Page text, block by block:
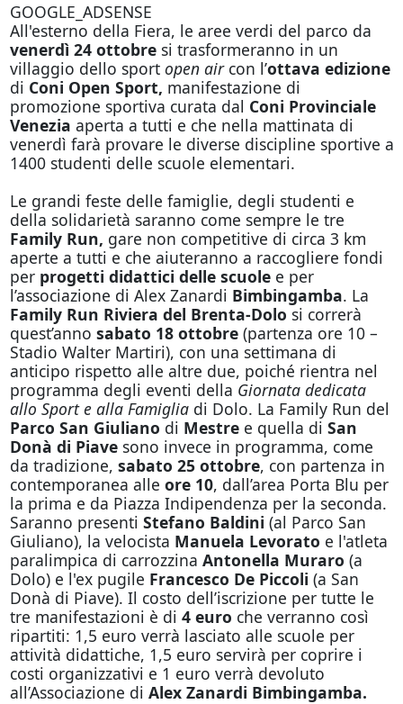
GOOGLE_ADSENSE
All'esterno della Fiera, le aree verdi del parco da
venerdì 24 ottobresi trasformeranno in un
villaggio dello sport open aircon l’ottava edizione
di Coni Open Sport, manifestazione di
promozione sportiva curata dal Coni Provinciale
Venezia aperta a tutti e che nella mattinata di
venerdì farà provare le diverse discipline sportive a
1400 studenti delle scuole elementari.
Le grandi feste delle famiglie, degli studenti e
della solidarietà saranno come sempre le tre
Family Run, gare non competitive di circa 3 km
aperte a tutti e che aiuteranno a raccogliere fondi
perprogetti didattici delle scuolee per
l’associazione di Alex Zanardi Bimbingamba. La
Family Run Riviera del Brenta-Dolo si correrà
quest’anno sabato 18 ottobre(partenza ore 10 –
Stadio Walter Martiri), con una settimana di
anticipo rispetto alle altre due, poiché rientra nel
programma degli eventi della Giornata dedicata
allo Sport e alla Famiglia di Dolo. La Family Run del
Parco San Giuliano di Mestree quella di San
Donà di Piavesono invece in programma, come
da tradizione, sabato 25 ottobre, con partenza in
contemporanea alle ore 10, dall’area Porta Blu per
la prima e da Piazza Indipendenza per la seconda.
Saranno presenti Stefano Baldini (al Parco San
Giuliano), la velocista Manuela Levorato e l'atleta
paralimpica di carrozzina Antonella Muraro (a
Dolo) e l'ex pugile Francesco De Piccoli (a San
Donà di Piave). Il costo dell’iscrizione per tutte le
tre manifestazioni è di 4 euro che verranno così
ripartiti: 1,5 euro verrà lasciato alle scuole per
attività didattiche, 1,5 euro servirà per coprire i
costi organizzativi e 1 euro verrà devoluto
all’Associazione di Alex Zanardi Bimbingamba.